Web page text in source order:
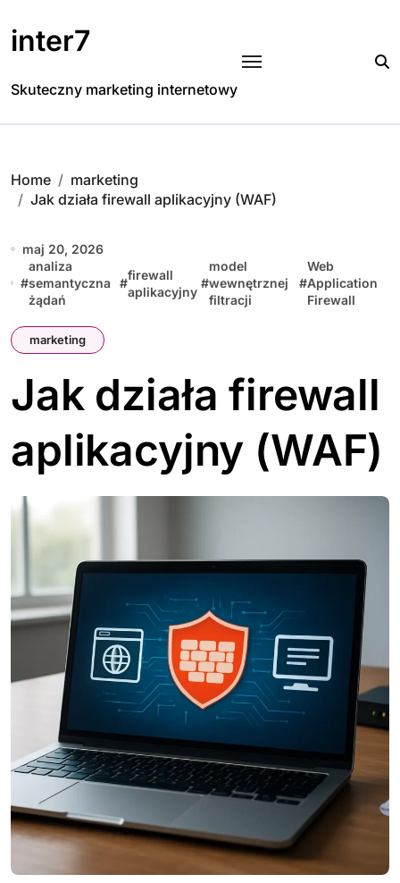
to
content
inter7
Skuteczny marketing internetowy
Home
marketing
Jak działa firewall aplikacyjny (WAF)
maj 20, 2026
#
analiza
semantyczna
żądań
#
firewall
aplikacyjny
#
model
wewnętrznej
filtracji
#
Web
Application
Firewall
marketing
Jak działa firewall
aplikacyjny (WAF)